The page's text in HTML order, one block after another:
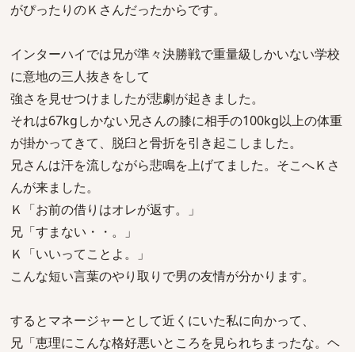
がぴったりのＫさんだったからです。
インターハイでは兄が準々決勝戦で重量級しかいない学校
に意地の三人抜きをして
強さを見せつけましたが悲劇が起きました。
それは67kgしかない兄さんの膝に相手の100kg以上の体重
が掛かってきて、脱臼と骨折を引き起こしました。
兄さんは汗を流しながら悲鳴を上げてました。そこへＫさ
んが来ました。
Ｋ「お前の借りはオレが返す。」
兄「すまない・・。」
Ｋ「いいってことよ。」
こんな短い言葉のやり取りで男の友情が分かります。
するとマネージャーとして近くにいた私に向かって、
兄「恵理にこんな格好悪いところを見られちまったな。ヘ